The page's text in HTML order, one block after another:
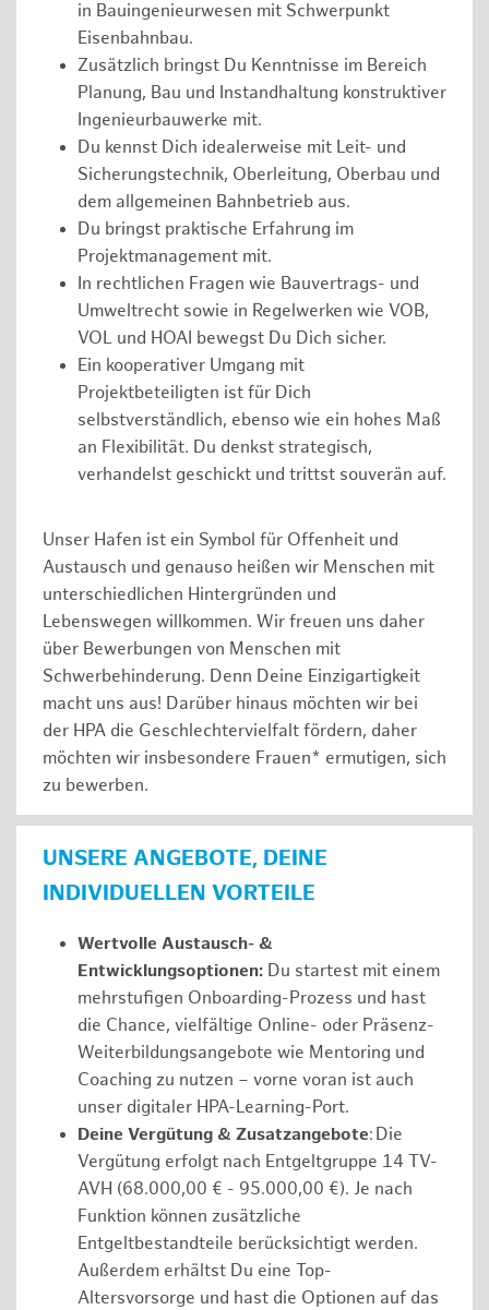
in Bauingenieurwesen mit Schwerpunkt
Eisenbahnbau.
Zusätzlich bringst Du Kenntnisse im Bereich
Planung, Bau und Instandhaltung konstruktiver
Ingenieurbauwerke mit.
Du kennst Dich idealerweise mit Leit- und
Sicherungstechnik, Oberleitung, Oberbau und
dem allgemeinen Bahnbetrieb aus.
Du bringst praktische Erfahrung im
Projektmanagement mit.
In rechtlichen Fragen wie Bauvertrags- und
Umweltrecht sowie in Regelwerken wie VOB,
VOL und HOAI bewegst Du Dich sicher.
Ein kooperativer Umgang mit
Projektbeteiligten ist für Dich
selbstverständlich, ebenso wie ein hohes Maß
an Flexibilität. Du denkst strategisch,
verhandelst geschickt und trittst souverän auf.
Unser Hafen ist ein Symbol für Offenheit und
Austausch und genauso heißen wir Menschen mit
unterschiedlichen Hintergründen und
Lebenswegen willkommen. Wir freuen uns daher
über Bewerbungen von Menschen mit
Schwerbehinderung. Denn Deine Einzigartigkeit
macht uns aus! Darüber hinaus möchten wir bei
der HPA die Geschlechtervielfalt fördern, daher
möchten wir insbesondere Frauen* ermutigen, sich
zu bewerben.
UNSERE ANGEBOTE, DEINE
INDIVIDUELLEN VORTEILE
Wertvolle Austausch- &
Entwicklungsoptionen: Du startest mit einem
mehrstufigen Onboarding-Prozess und hast
die Chance, vielfältige Online- oder Präsenz-
Weiterbildungsangebote wie Mentoring und
Coaching zu nutzen – vorne voran ist auch
unser digitaler HPA-Learning-Port.
Deine Vergütung & Zusatzangebote: Die
Vergütung erfolgt nach Entgeltgruppe 14 TV-
AVH (68.000,00 € - 95.000,00 €). Je nach
Funktion können zusätzliche
Entgeltbestandteile berücksichtigt werden.
Außerdem erhältst Du eine Top-
Altersvorsorge und hast die Optionen auf das